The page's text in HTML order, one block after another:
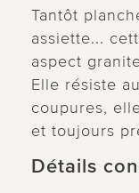
Tantôt
assiette...
aspect
Elle résiste
coupures,
et toujours
Détails